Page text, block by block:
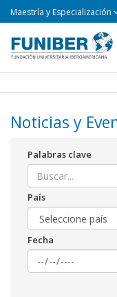
Maestría y Especialización
Noticias y
Palabras clave
País
Fecha